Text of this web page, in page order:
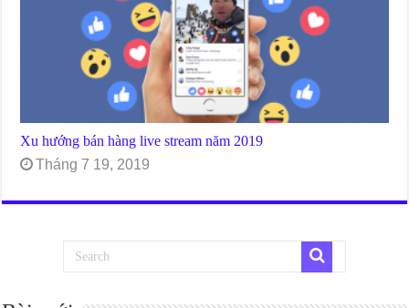
Xu hướng bán hàng live stream năm 2019
Tháng 7 19, 2019